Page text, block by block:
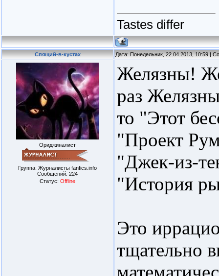
Tastes differ
Спящий-в-кустах Дата: Понедельник, 22.04.2013, 10:59 |
Ориджиналист
Группа: Журналисты fanfics.info
Сообщений: 224
Статус: Offline
Желязны!
раз
то "Этот
"Проект
"Джек-из-
"История
Это
тщательно